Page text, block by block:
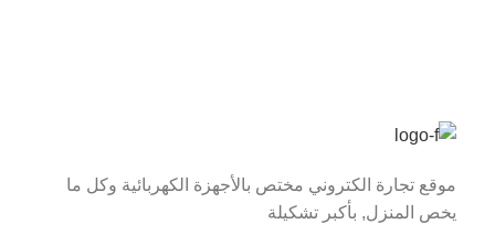
موقع تجارة الكتروني مختص بالأجهزة الكهربائية وكل ما
يخص المنزل, بأكبر تشكيلة